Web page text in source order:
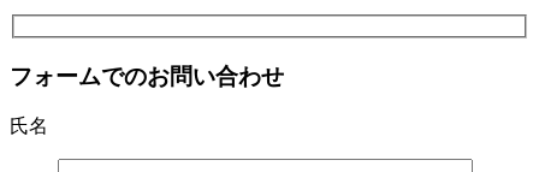
フォームでのお問い合わせ
氏名